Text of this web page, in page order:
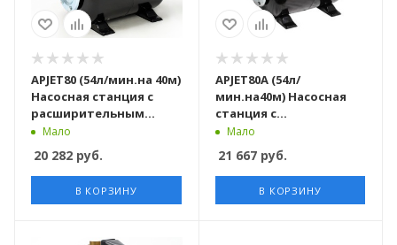
APJET80 (54л/мин.на 40м)
Насосная станция c
расширительным
баком
Мало
20 282 руб.
В КОРЗИНУ
APJET80А (54л/
мин.на40м) Насосная
станция c
расширительным
баком с защитой от
сухого хода
Мало
21 667руб.
В КОРЗИНУ